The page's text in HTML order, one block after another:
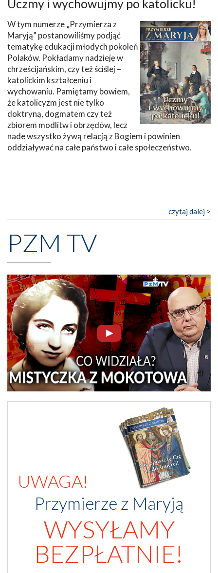
Uczmy i wychowujmy po katolicku!
W tym numerze „Przymierza z
Maryją” postanowiliśmy podjąć
tematykę edukacji młodych pokoleń
Polaków. Pokładamy nadzieję w
chrześcijańskim, czy też ściślej –
katolickim kształceniu i
wychowaniu. Pamiętamy bowiem,
że katolicyzm jest nie tylko
doktryną, dogmatem czy też
zbiorem modlitw i obrzędów, lecz
nade wszystko żywą relacją z Bogiem i powinien
oddziaływać na całe państwo i całe społeczeństwo.
czytaj dalej >
PZM TV
UWAGA!
Przymierze z Maryją
WYSYŁAMY
BEZPŁATNIE!